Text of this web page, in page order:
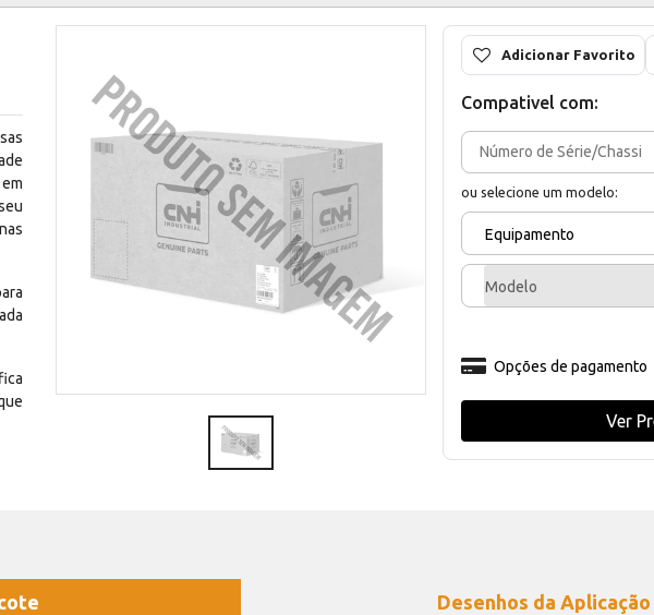
Adicionar Favorito
Compativel com:
ou selecione um modelo:
Equipamento
Modelo
Opções de pagamento
Ver
Desenhos da Aplicação